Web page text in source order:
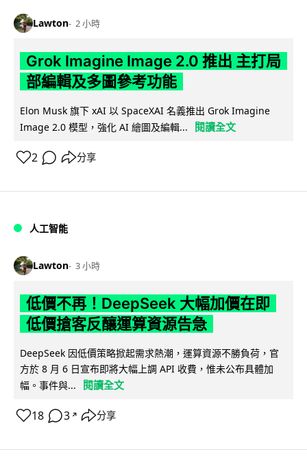
Lawton 2 小時
Grok Imagine Image 2.0 推出 主打局
部編輯及多圖參考功能
Elon Musk 旗下 xAI 以 SpaceXAI 名義推出 Grok Imagine
Image 2.0 模型，強化 AI 繪圖及編輯...
閱讀全文
2 分享
人工智能
Lawton 3 小時
低價不再！DeepSeek 大幅加價在即
低價搶客反釀運算資源告急
DeepSeek 因低價策略掀起需求熱潮，運算資源不勝負荷，官
方於 8 月 6 日宣布即將大幅上調 API 收費，惟未公布具體加
幅。事件與...
閱讀全文
18 3 ↗ 分享